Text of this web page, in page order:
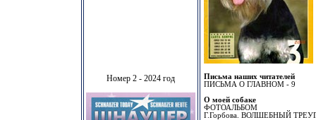
Номер 2 - 2024 год
Письма наших читателей
ПИСЬМА О ГЛАВНОМ - 9
О моей собаке
ФОТОАЛЬБОМ
Г.Горбова. ВОЛШЕБНЫЙ